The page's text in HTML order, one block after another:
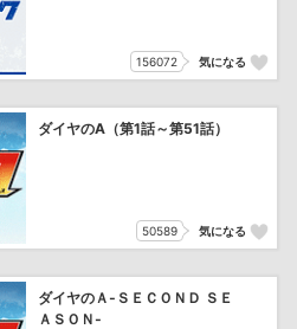
156072 気になる
ダイヤのA（第1話～第51話）
50589 気になる
ダイヤのＡ‐ＳＥＣＯＮＤ ＳＥ
ＡＳＯＮ‐